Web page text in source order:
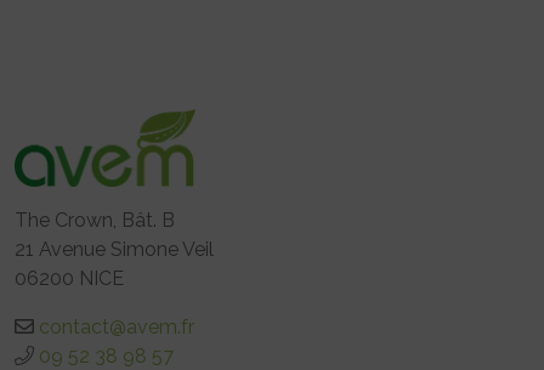
The Crown, Bât. B
21 Avenue Simone Veil
06200 NICE
contact@avem.fr
09 52 38 98 57